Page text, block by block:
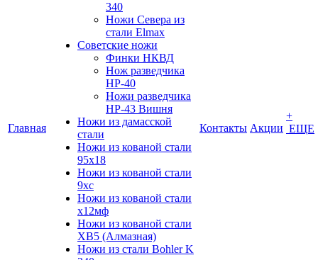
Главная
340
Ножи Севера из
стали Elmax
Советские ножи
Финки НКВД
Нож разведчика
НР-40
Ножи разведчика
НР-43 Вишня
Ножи из дамасской
стали
Ножи из кованой стали
95х18
Ножи из кованой стали
9хс
Ножи из кованой стали
х12мф
Ножи из кованой стали
ХВ5 (Алмазная)
Ножи из стали Bohler K
Контакты Акции
+
ЕЩЕ